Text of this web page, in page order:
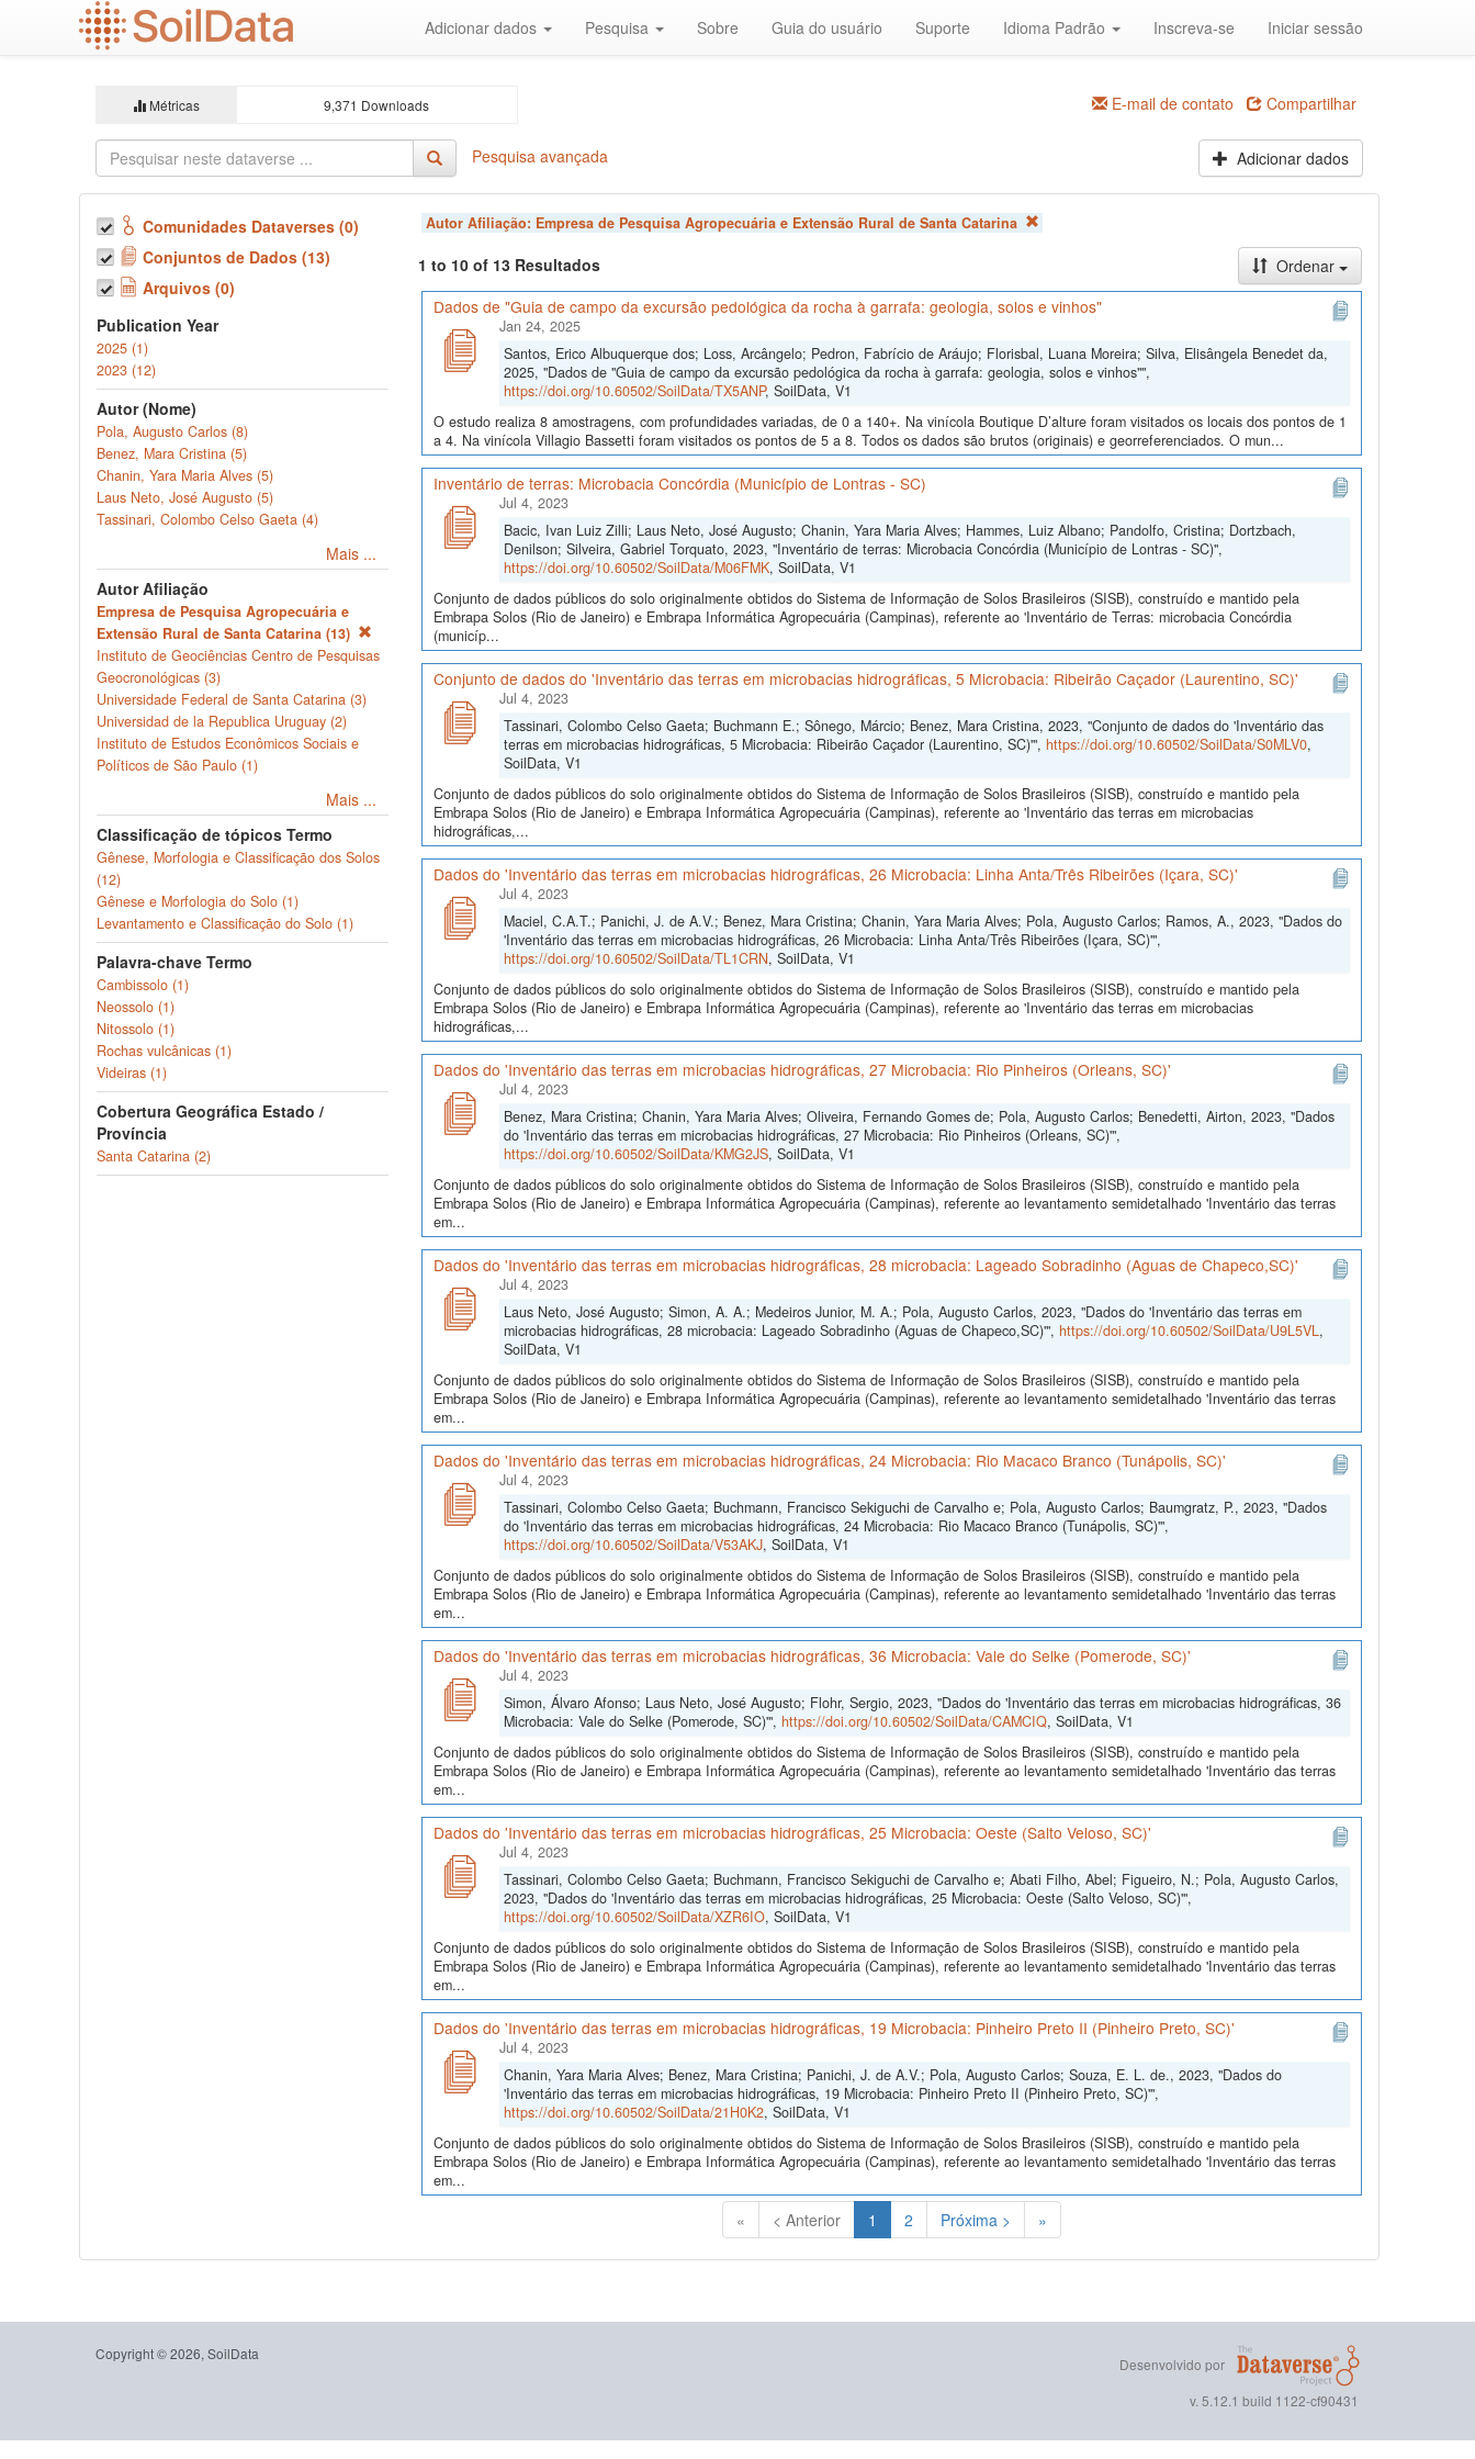
Adicionar dados Pesquisa Sobre Guia do usuário Suporte Idioma Padrão Inscreva-se Iniciar sessão
Métricas 9,371 Downloads E-mail de contato Compartilhar
Pesquisa avançada Adicionar dados
Comunidades Dataverses (0)
Conjuntos de Dados (13)
Arquivos (0)
Publication Year
2025 (1)
2023 (12)
Autor (Nome)
Pola, Augusto Carlos (8)
Benez, Mara Cristina (5)
Chanin, Yara Maria Alves (5)
Laus Neto, José Augusto (5)
Tassinari, Colombo Celso Gaeta (4)
Mais ...
Autor Afiliação
Empresa de Pesquisa Agropecuária e
Extensão Rural de Santa Catarina (13)
Instituto de Geociências Centro de Pesquisas
Geocronológicas (3)
Universidade Federal de Santa Catarina (3)
Universidad de la Republica Uruguay (2)
Instituto de Estudos Econômicos Sociais e
Políticos de São Paulo (1)
Mais ...
Classificação de tópicos Termo
Gênese, Morfologia e Classificação dos Solos
(12)
Gênese e Morfologia do Solo (1)
Levantamento e Classificação do Solo (1)
Palavra-chave Termo
Cambissolo (1)
Neossolo (1)
Nitossolo (1)
Rochas vulcânicas (1)
Videiras (1)
Cobertura Geográfica Estado /
Província
Santa Catarina (2)
Autor Afiliação: Empresa de Pesquisa Agropecuária e Extensão Rural de Santa Catarina
1 to 10 of 13 Resultados
Ordenar
Dados de "Guia de campo da excursão pedológica da rocha à garrafa: geologia, solos e vinhos"
Jan 24, 2025
Santos, Erico Albuquerque dos; Loss, Arcângelo; Pedron, Fabrício de Aráujo; Florisbal, Luana Moreira; Silva, Elisângela Benedet da,
2025, "Dados de "Guia de campo da excursão pedológica da rocha à garrafa: geologia, solos e vinhos"",
https://doi.org/10.60502/SoilData/TX5ANP, SoilData, V1
O estudo realiza 8 amostragens, com profundidades variadas, de 0 a 140+. Na vinícola Boutique D’alture foram visitados os locais dos pontos de 1
a 4. Na vinícola Villagio Bassetti foram visitados os pontos de 5 a 8. Todos os dados são brutos (originais) e georreferenciados. O mun...
Inventário de terras: Microbacia Concórdia (Município de Lontras - SC)
Jul 4, 2023
Bacic, Ivan Luiz Zilli; Laus Neto, José Augusto; Chanin, Yara Maria Alves; Hammes, Luiz Albano; Pandolfo, Cristina; Dortzbach,
Denilson; Silveira, Gabriel Torquato, 2023, "Inventário de terras: Microbacia Concórdia (Município de Lontras - SC)",
https://doi.org/10.60502/SoilData/M06FMK, SoilData, V1
Conjunto de dados públicos do solo originalmente obtidos do Sistema de Informação de Solos Brasileiros (SISB), construído e mantido pela
Embrapa Solos (Rio de Janeiro) e Embrapa Informática Agropecuária (Campinas), referente ao 'Inventário de Terras: microbacia Concórdia
(municíp...
Conjunto de dados do 'Inventário das terras em microbacias hidrográficas, 5 Microbacia: Ribeirão Caçador (Laurentino, SC)'
Jul 4, 2023
Tassinari, Colombo Celso Gaeta; Buchmann E.; Sônego, Márcio; Benez, Mara Cristina, 2023, "Conjunto de dados do 'Inventário das
terras em microbacias hidrográficas, 5 Microbacia: Ribeirão Caçador (Laurentino, SC)'", https://doi.org/10.60502/SoilData/S0MLV0,
SoilData, V1
Conjunto de dados públicos do solo originalmente obtidos do Sistema de Informação de Solos Brasileiros (SISB), construído e mantido pela
Embrapa Solos (Rio de Janeiro) e Embrapa Informática Agropecuária (Campinas), referente ao 'Inventário das terras em microbacias
hidrográficas,...
Dados do 'Inventário das terras em microbacias hidrográficas, 26 Microbacia: Linha Anta/Três Ribeirões (Içara, SC)'
Jul 4, 2023
Maciel, C.A.T.; Panichi, J. de A.V.; Benez, Mara Cristina; Chanin, Yara Maria Alves; Pola, Augusto Carlos; Ramos, A., 2023, "Dados do
'Inventário das terras em microbacias hidrográficas, 26 Microbacia: Linha Anta/Três Ribeirões (Içara, SC)'",
https://doi.org/10.60502/SoilData/TL1CRN, SoilData, V1
Conjunto de dados públicos do solo originalmente obtidos do Sistema de Informação de Solos Brasileiros (SISB), construído e mantido pela
Embrapa Solos (Rio de Janeiro) e Embrapa Informática Agropecuária (Campinas), referente ao 'Inventário das terras em microbacias
hidrográficas,...
Dados do 'Inventário das terras em microbacias hidrográficas, 27 Microbacia: Rio Pinheiros (Orleans, SC)'
Jul 4, 2023
Benez, Mara Cristina; Chanin, Yara Maria Alves; Oliveira, Fernando Gomes de; Pola, Augusto Carlos; Benedetti, Airton, 2023, "Dados
do 'Inventário das terras em microbacias hidrográficas, 27 Microbacia: Rio Pinheiros (Orleans, SC)'",
https://doi.org/10.60502/SoilData/KMG2JS, SoilData, V1
Conjunto de dados públicos do solo originalmente obtidos do Sistema de Informação de Solos Brasileiros (SISB), construído e mantido pela
Embrapa Solos (Rio de Janeiro) e Embrapa Informática Agropecuária (Campinas), referente ao levantamento semidetalhado 'Inventário das terras
em...
Dados do 'Inventário das terras em microbacias hidrográficas, 28 microbacia: Lageado Sobradinho (Aguas de Chapeco,SC)'
Jul 4, 2023
Laus Neto, José Augusto; Simon, A. A.; Medeiros Junior, M. A.; Pola, Augusto Carlos, 2023, "Dados do 'Inventário das terras em
microbacias hidrográficas, 28 microbacia: Lageado Sobradinho (Aguas de Chapeco,SC)'", https://doi.org/10.60502/SoilData/U9L5VL,
SoilData, V1
Conjunto de dados públicos do solo originalmente obtidos do Sistema de Informação de Solos Brasileiros (SISB), construído e mantido pela
Embrapa Solos (Rio de Janeiro) e Embrapa Informática Agropecuária (Campinas), referente ao levantamento semidetalhado 'Inventário das terras
em...
Dados do 'Inventário das terras em microbacias hidrográficas, 24 Microbacia: Rio Macaco Branco (Tunápolis, SC)'
Jul 4, 2023
Tassinari, Colombo Celso Gaeta; Buchmann, Francisco Sekiguchi de Carvalho e; Pola, Augusto Carlos; Baumgratz, P., 2023, "Dados
do 'Inventário das terras em microbacias hidrográficas, 24 Microbacia: Rio Macaco Branco (Tunápolis, SC)'",
https://doi.org/10.60502/SoilData/V53AKJ, SoilData, V1
Conjunto de dados públicos do solo originalmente obtidos do Sistema de Informação de Solos Brasileiros (SISB), construído e mantido pela
Embrapa Solos (Rio de Janeiro) e Embrapa Informática Agropecuária (Campinas), referente ao levantamento semidetalhado 'Inventário das terras
em...
Dados do 'Inventário das terras em microbacias hidrográficas, 36 Microbacia: Vale do Selke (Pomerode, SC)'
Jul 4, 2023
Simon, Álvaro Afonso; Laus Neto, José Augusto; Flohr, Sergio, 2023, "Dados do 'Inventário das terras em microbacias hidrográficas, 36
Microbacia: Vale do Selke (Pomerode, SC)'", https://doi.org/10.60502/SoilData/CAMCIQ, SoilData, V1
Conjunto de dados públicos do solo originalmente obtidos do Sistema de Informação de Solos Brasileiros (SISB), construído e mantido pela
Embrapa Solos (Rio de Janeiro) e Embrapa Informática Agropecuária (Campinas), referente ao levantamento semidetalhado 'Inventário das terras
em...
Dados do 'Inventário das terras em microbacias hidrográficas, 25 Microbacia: Oeste (Salto Veloso, SC)'
Jul 4, 2023
Tassinari, Colombo Celso Gaeta; Buchmann, Francisco Sekiguchi de Carvalho e; Abati Filho, Abel; Figueiro, N.; Pola, Augusto Carlos,
2023, "Dados do 'Inventário das terras em microbacias hidrográficas, 25 Microbacia: Oeste (Salto Veloso, SC)'",
https://doi.org/10.60502/SoilData/XZR6IO, SoilData, V1
Conjunto de dados públicos do solo originalmente obtidos do Sistema de Informação de Solos Brasileiros (SISB), construído e mantido pela
Embrapa Solos (Rio de Janeiro) e Embrapa Informática Agropecuária (Campinas), referente ao levantamento semidetalhado 'Inventário das terras
em...
Dados do 'Inventário das terras em microbacias hidrográficas, 19 Microbacia: Pinheiro Preto II (Pinheiro Preto, SC)'
Jul 4, 2023
Chanin, Yara Maria Alves; Benez, Mara Cristina; Panichi, J. de A.V.; Pola, Augusto Carlos; Souza, E. L. de., 2023, "Dados do
'Inventário das terras em microbacias hidrográficas, 19 Microbacia: Pinheiro Preto II (Pinheiro Preto, SC)'",
https://doi.org/10.60502/SoilData/21H0K2, SoilData, V1
Conjunto de dados públicos do solo originalmente obtidos do Sistema de Informação de Solos Brasileiros (SISB), construído e mantido pela
Embrapa Solos (Rio de Janeiro) e Embrapa Informática Agropecuária (Campinas), referente ao levantamento semidetalhado 'Inventário das terras
em...
« < Anterior 1 (Atual)
2 Próxima > »
Copyright © 2026, SoilData
Desenvolvido por
v. 5.12.1 build 1122-cf90431